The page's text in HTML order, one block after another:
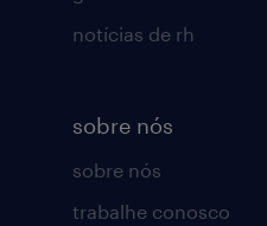
notícias de rh
sobre nós
sobre nós
trabalhe conosco